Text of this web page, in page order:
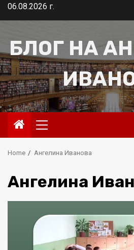
Skip06.08.2026 г.
БЛОГ НА
Primary
Menu
Home Ангелина Иванова
Ангелина